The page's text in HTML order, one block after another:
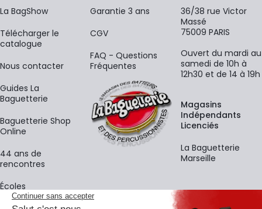
La BagShow
​Télécharger le
catalogue
Nous contacter
Guides La
Baguetterie
Baguetterie Shop
Online
44 ans de
rencontres
Écoles
Garantie 3 ans
CGV
FAQ - Questions
Fréquentes
36/38 rue Victor
Massé
75009 PARIS
Ouvert du mardi au
samedi de 10h à
12h30 et de 14 à 19h
Magasins
Indépendants
Licenciés
La Baguetterie
Marseille